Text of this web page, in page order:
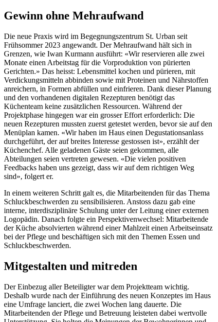
Gewinn ohne Mehraufwand
Die neue Praxis wird im Begegnungszentrum St. Urban seit
Frühsommer 2023 angewandt. Der Mehraufwand hält sich in
Grenzen, wie Iwan Kurmann ausführt: «Wir reservieren alle zwei
Monate einen Arbeitstag für die Vorproduktion von pürierten
Gerichten.» Das heisst: Lebensmittel kochen und pürieren, mit
Verdickungsmitteln abbinden sowie mit Proteinen und Nährstoffen
anreichern, in Formen abfüllen und einfrieren. Dank dieser Planung
und den vorhandenen digitalen Rezepturen benötigt das
Küchenteam keine zusätzlichen Ressourcen. Während der
Projektphase hingegen war ein grosser Effort erforderlich: Die
neuen Rezepturen mussten zuerst getestet werden, bevor sie auf den
Menüplan ­kamen. «Wir haben im Haus einen Degustationsanlass
durchgeführt, der auf breites Interesse gestossen ist», erzählt der
Küchenchef. Alle geladenen Gäste seien gekommen, alle
Abteilungen seien vertreten gewesen. «Die vielen positiven
Feedbacks haben uns gezeigt, dass wir auf dem richtigen Weg
sind», folgert er.
In einem weiteren Schritt galt es, die Mitarbeitenden für das Thema
Schluckbeschwerden zu ­sensibilisieren. Anstoss dazu gab eine
interne, interdisziplinäre Schulung unter der Leitung einer externen
Logopädin. Danach folgte ein Perspektivenwechsel: Mitarbeitende
der Küche absolvierten während einer Mahlzeit einen Arbeitseinsatz
bei der Pflege und beschäftigen sich mit den Themen Essen und
Schluckbeschwerden.
Mitgestalten und mitreden
Der Einbezug aller Beteiligter war dem Projektteam wichtig.
Deshalb wurde nach der Einführung des neuen Konzeptes im Haus
eine Umfrage lanciert, die zwei Wochen lang ­dauerte. Die
Mitarbeitenden der Pflege und Betreuung leisteten dabei wertvolle